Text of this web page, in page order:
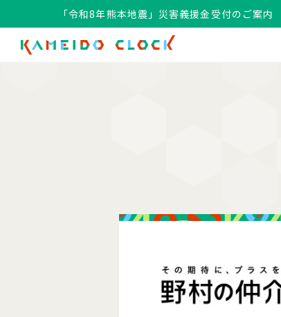
「令和8年熊本地震」災害義援金受付のご案内